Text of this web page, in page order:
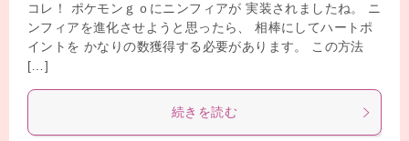
コレ！ ポケモンｇｏにニンフィアが 実装されましたね。 ニ
ンフィアを進化させようと思ったら、 相棒にしてハートポ
イントを かなりの数獲得する必要があります。 この方法
[…]
続きを読む